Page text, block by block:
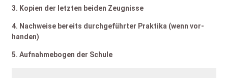
3. Kopien der letz­ten bei­den Zeug­nis­se
4. Nach­wei­se bereits durch­ge­führ­ter Prak­ti­ka (wenn vor­
han­den)
5. Auf­nah­me­bo­gen der Schu­le